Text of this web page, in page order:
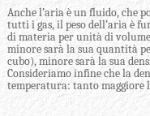
Anche l’aria è un fluido, che
tutti i gas, il peso dell’aria è
di materia per unità di
minore sarà la sua quantità
cubo), minore sarà la sua
Consideriamo infine che la
temperatura: tanto maggiore